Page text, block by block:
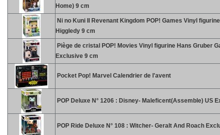
Home) 9 cm
Ni no Kuni II Revenant Kingdom POP! Games Vinyl
Higgledy 9 cm
Piège de cristal POP! Movies Vinyl figurine Hans Gruber
Exclusive 9 cm
Pocket Pop! Marvel Calendrier de l'avent
POP Deluxe N° 1206 : Disney- Maleficent(Assemble) US
POP Ride Deluxe N° 108 : Witcher- Geralt And Roach